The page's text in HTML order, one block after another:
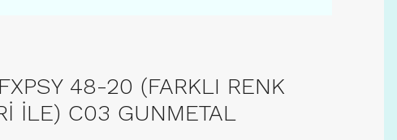
48-20 (FARKLI RENK
İLE) C03 GUNMETAL